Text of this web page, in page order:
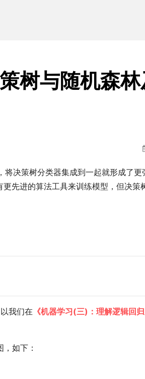
树与随机森
决策树分类器集成到一起就形成了更
先进的算法工具来训练模型，但决策
我们在 《机器学习(三)：理解逻辑回
如下：